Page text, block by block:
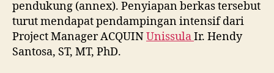
pendukung (annex). Penyiapan berkas tersebut
turut mendapat pendampingan intensif dari
Project Manager ACQUINUnissulaIr. Hendy
Santosa, ST, MT, PhD.